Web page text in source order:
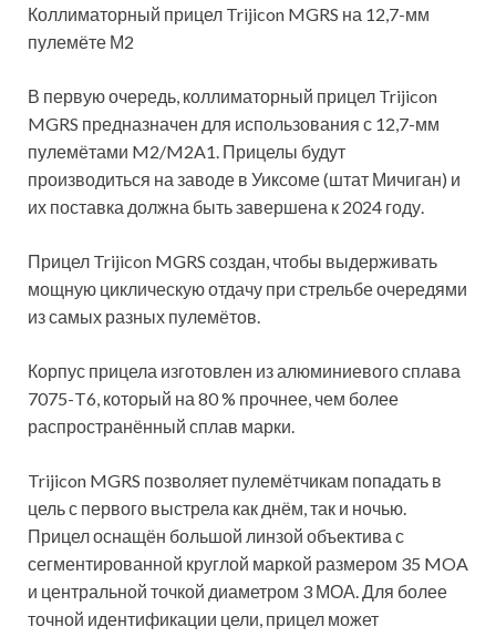
Коллиматорный прицел Trijicon MGRS на 12,7-мм
пулемёте М2
В первую очередь, коллиматорный прицел Trijicon
MGRS предназначен для использования с 12,7-мм
пулемётами M2/M2A1. Прицелы будут
производиться на заводе в Уиксоме (штат Мичиган) и
их поставка должна быть завершена к 2024 году.
Прицел Trijicon MGRS создан, чтобы выдерживать
мощную циклическую отдачу при стрельбе очередями
из самых разных пулемётов.
Корпус прицела изготовлен из алюминиевого сплава
7075-T6, который на 80 % прочнее, чем более
распространённый сплав марки.
Trijicon MGRS позволяет пулемётчикам попадать в
цель с первого выстрела как днём, так и ночью.
Прицел оснащён большой линзой объектива с
сегментированной круглой маркой размером 35 MOA
и центральной точкой диаметром 3 МОА. Для более
точной идентификации цели, прицел может